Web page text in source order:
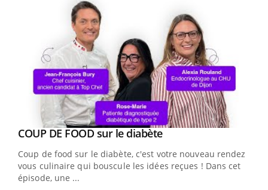
Youtube
COUP DE FOOD sur le diabèteYoutube
Coup de food sur le diabète, c'est votre nouveau rendez-
vous culinaire qui bouscule les idées reçues ! Dans cet
épisode, une ...